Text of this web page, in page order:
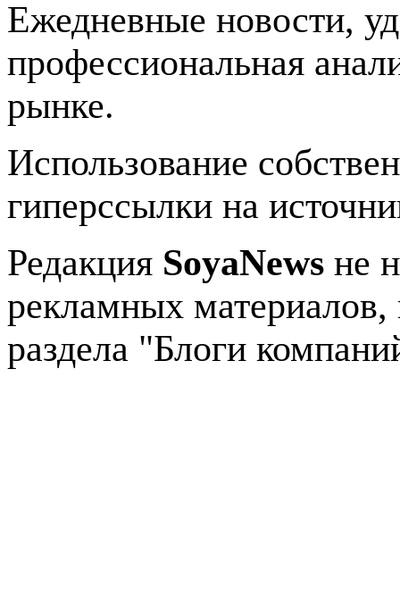
Ежедневные новости,
профессиональная
рынке.
Использование
гиперссылки на
Редакция SoyaNews не
рекламных
раздела "Блоги